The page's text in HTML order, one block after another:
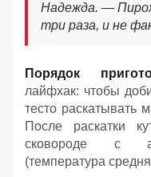
Надежда. —
три раза, и не
Порядок
лайфхак: чтобы
тесто раскатывать
После раскатки
сковороде с
(температура